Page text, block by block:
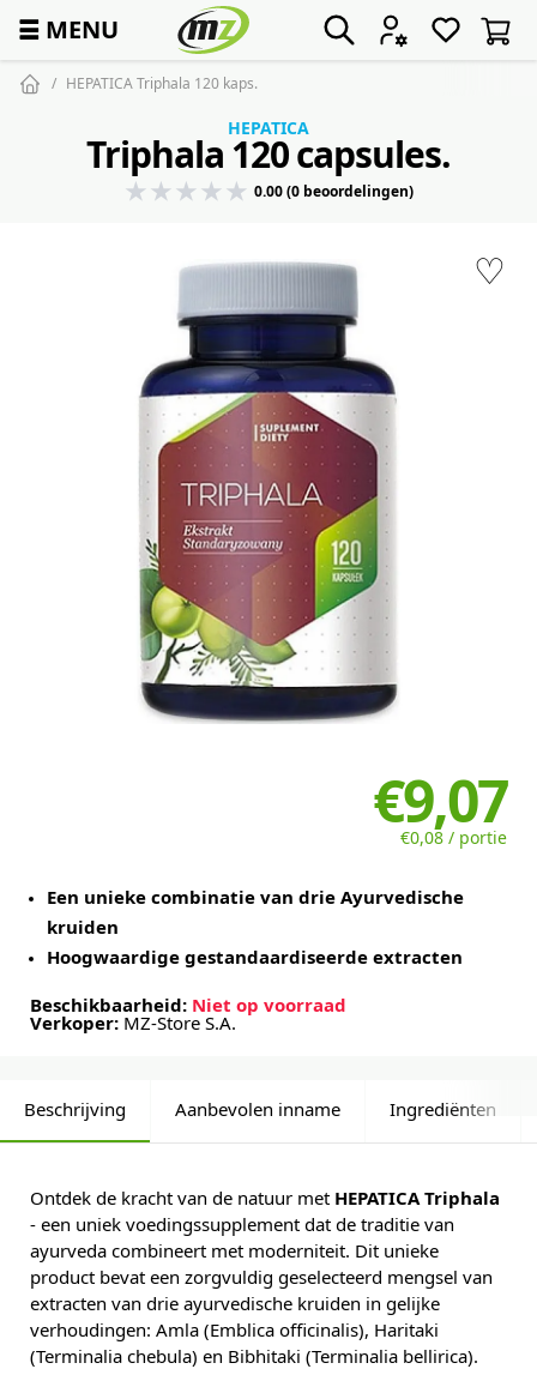
☰ MENU
HEPATICA Triphala 120 kaps.
♡
HEPATICA
Triphala 120 capsules.
0.00 (0 beoordelingen)
€9,07
€0,08 / portie
Een unieke combinatie van drie Ayurvedische
kruiden
Hoogwaardige gestandaardiseerde extracten
Beschikbaarheid: Niet op voorraad
Verkoper: MZ-Store S.A.
Beschrijving Aanbevolen inname Ingrediënten
Ontdek de kracht van de natuur met HEPATICA Triphala
- een uniek voedingssupplement dat de traditie van
ayurveda combineert met moderniteit. Dit unieke
product bevat een zorgvuldig geselecteerd mengsel van
extracten van drie ayurvedische kruiden in gelijke
verhoudingen: Amla (Emblica officinalis), Haritaki
(Terminalia chebula) en Bibhitaki (Terminalia bellirica).